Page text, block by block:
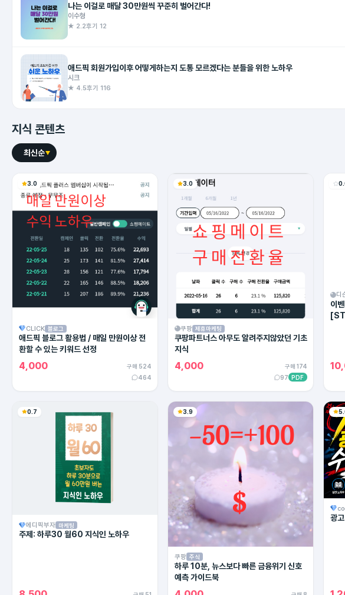
나는 이걸로 매달 30만원씩 꾸준히 벌어간다!
이수형
★ 2.2후기 12
애드픽 회원가입이후 어떻게하는지 도통 모르겠다는 분들을 위한 노하우
시크
★ 4.5후기 116
지식 콘텐츠
최신순
3.0
CLICK 블로그
애드픽 블로그 활용법 / 매일 만원이상 전
환할 수 있는 키워드 선정
4,000
구매 524
464
3.0
쿠팡 제휴마케팅
쿠팡파트너스 아무도 알려주지않았던 기초
지식
4,000
구매 174
97 PDF
디
이
0.7
에디픽부자 마케팅
주제: 하루30 월60 지식인 노하우
3.9
쿠팡 주식
하루 10분, 뉴스보다 빠른 금융위기 신호
예측 가이드북
광